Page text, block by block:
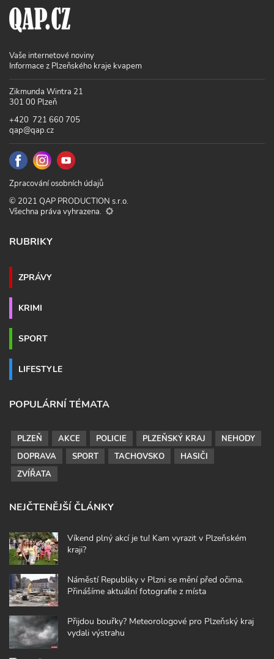
Vaše internetové noviny
Informace z Plzeňského kraje kvapem
Zikmunda Wintra 21
301 00 Plzeň
+420 721 660 705
qap@qap.cz
Zpracování osobních údajů
© 2021 QAP PRODUCTION s.r.o.
Všechna práva vyhrazena.
RUBRIKY
ZPRÁVY
KRIMI
SPORT
LIFESTYLE
POPULÁRNÍ TÉMATA
PLZEŇ AKCE POLICIE PLZEŇSKÝ KRAJ
NEHODY
DOPRAVA
SPORT TACHOVSKO
HASIČI
ZVÍŘATA
NEJČTENĚJŠÍ ČLÁNKY
Víkend plný akcí je tu! Kam vyrazit v Plzeňském
kraji?
Náměstí Republiky v Plzni se mění před očima.
Přinášíme aktuální fotografie z místa
Přijdou bouřky? Meteorologové pro Plzeňský kraj
vydali výstrahu